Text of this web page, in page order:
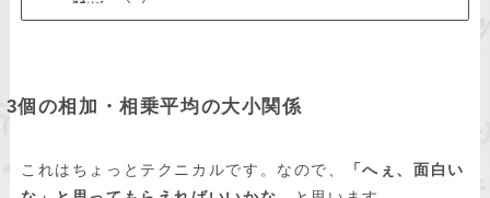
3個の相加・相乗平均の大小関係
これはちょっとテクニカルです。なので、
「へぇ、面白い